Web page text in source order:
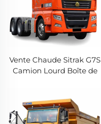
Vente Chaude Sitrak G7S
Camion Lourd Boîte de
Euro5 Meilleur Prix